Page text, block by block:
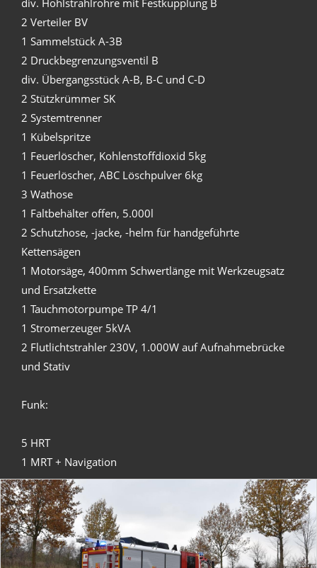
div. Hohlstrahlrohre mit Festkupplung B
2 Verteiler BV
1 Sammelstück A-3B
2 Druckbegrenzungsventil B
div. Übergangsstück A-B, B-C und C-D
2 Stützkrümmer SK
2 Systemtrenner
1 Kübelspritze
1 Feuerlöscher, Kohlenstoffdioxid 5kg
1 Feuerlöscher, ABC Löschpulver 6kg
3 Wathose
1 Faltbehälter offen, 5.000l
2 Schutzhose, -jacke, -helm für handgeführte
Kettensägen
1 Motorsäge, 400mm Schwertlänge mit Werkzeugsatz
und Ersatzkette
1 Tauchmotorpumpe TP 4/1
1 Stromerzeuger 5kVA
2 Flutlichtstrahler 230V, 1.000W auf Aufnahmebrücke
und Stativ
Funk:
5 HRT
1 MRT + Navigation